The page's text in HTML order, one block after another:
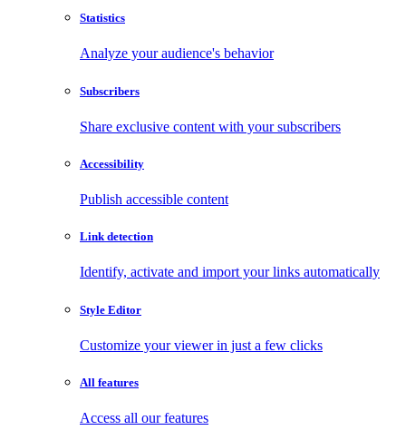
Statistics
Analyze your audience's behavior
Subscribers
Share exclusive content with your subscribers
Accessibility
Publish accessible content
Link detection
Identify, activate and import your links automatically
Style Editor
Customize your viewer in just a few clicks
All features
Access all our features